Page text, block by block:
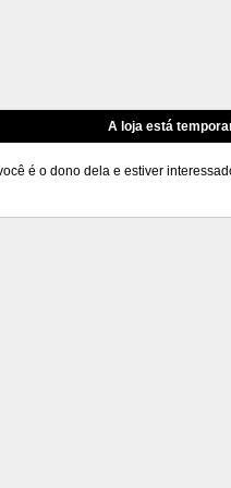
A loja está
é o dono dela e estiver